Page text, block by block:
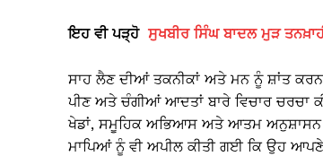
ਇਹ ਵੀ ਪੜ੍ਹੋ ਸੁਖਬੀਰ ਸਿੰਘ ਬਾਦਲ ਮੁੜ
ਸਾਹ ਲੈਣ ਦੀਆਂ ਤਕਨੀਕਾਂ ਅਤੇ ਮਨ ਨੂੰ ਸ਼ਾਂਤ
ਪੀਣ ਅਤੇ ਚੰਗੀਆਂ ਆਦਤਾਂ ਬਾਰੇ ਵਿਚਾਰ ਚਰਚਾ
ਖੇਡਾਂ, ਸਮੂਹਿਕ ਅਭਿਆਸ ਅਤੇ ਆਤਮ
ਮਾਪਿਆਂ ਨੂੰ ਵੀ ਅਪੀਲ ਕੀਤੀ ਗਈ ਕਿ ਉਹ